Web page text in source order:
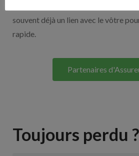
souvent déjà un lien avec le vôtre
rapide.
Partenaires
Toujours perdu ?